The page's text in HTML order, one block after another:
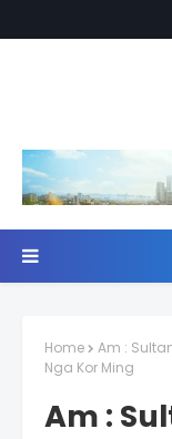
Home
Am :
Nga Kor Ming
Am :